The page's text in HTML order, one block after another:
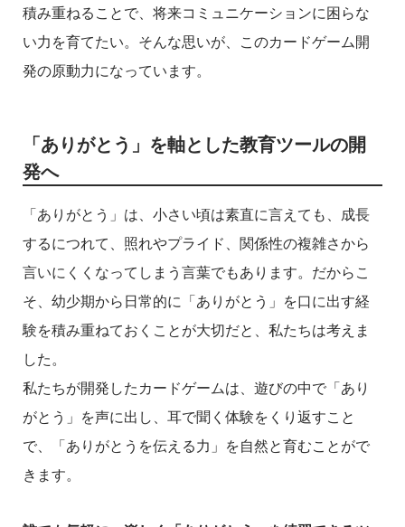
積み重ねることで、将来コミュニケーションに困らな
い力を育てたい。そんな思いが、このカードゲーム開
発の原動力になっています。
「ありがとう」を軸とした教育ツールの開
発へ
「ありがとう」は、小さい頃は素直に言えても、成長
するにつれて、照れやプライド、関係性の複雑さから
言いにくくなってしまう言葉でもあります。だからこ
そ、幼少期から日常的に「ありがとう」を口に出す経
験を積み重ねておくことが大切だと、私たちは考えま
した。
私たちが開発したカードゲームは、遊びの中で「あり
がとう」を声に出し、耳で聞く体験をくり返すこと
で、「ありがとうを伝える力」を自然と育むことがで
きます。